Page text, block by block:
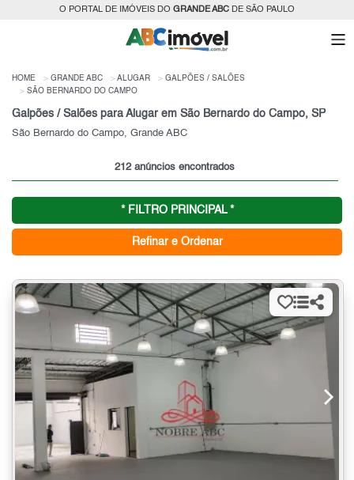
O PORTAL DE IMÓVEIS DO GRANDE ABC DE SÃO PAULO
HOME GRANDE ABC ALUGAR
GALPÕES / SALÕES
SÃO BERNARDO DO CAMPO
Galpões / Salões para Alugar em São Bernardo do Campo, SP
São Bernardo do Campo, Grande ABC
212 anúncios encontrados
* FILTRO PRINCIPAL *
Refinar e Ordenar